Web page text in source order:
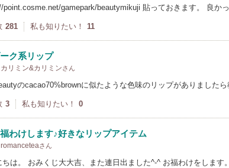
point.cosme.net/gamepark/beautymikuji 貼っておきます。 良か
281 私も知りたい！ 11
ク系リップ
リミン&カリミンさん
のcacao70%brownに似たような色味のリップがありましたら
3 私も知りたい！ 0
わけします♪好きなリップアイテム
さん
ちは。 おみくじ大大吉、また連日出ました^-^ お福わけをしま